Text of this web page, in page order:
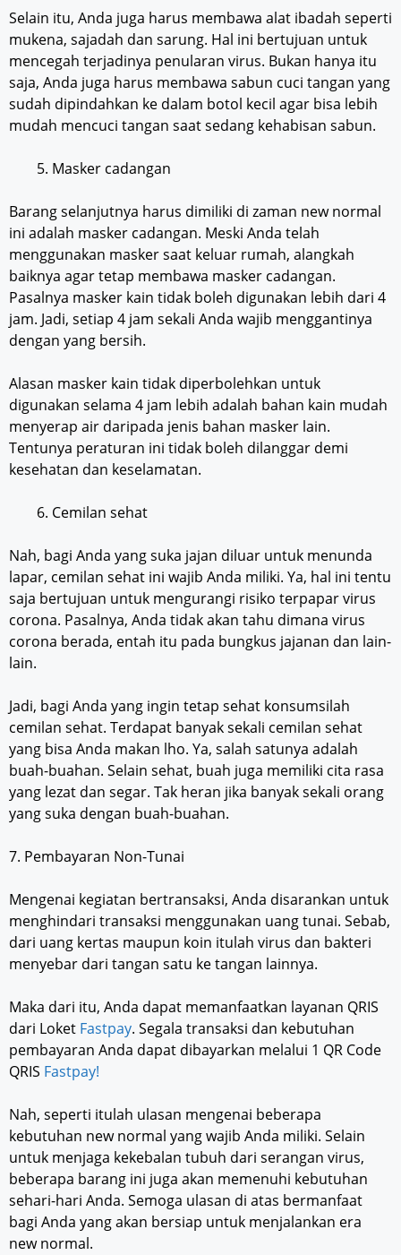
Selain itu, Anda juga harus membawa alat ibadah seperti
mukena, sajadah dan sarung. Hal ini bertujuan untuk
mencegah terjadinya penularan virus. Bukan hanya itu
saja, Anda juga harus membawa sabun cuci tangan yang
sudah dipindahkan ke dalam botol kecil agar bisa lebih
mudah mencuci tangan saat sedang kehabisan sabun.
Masker cadangan
Barang selanjutnya harus dimiliki di zaman new normal
ini adalah masker cadangan. Meski Anda telah
menggunakan masker saat keluar rumah, alangkah
baiknya agar tetap membawa masker cadangan.
Pasalnya masker kain tidak boleh digunakan lebih dari 4
jam. Jadi, setiap 4 jam sekali Anda wajib menggantinya
dengan yang bersih.
Alasan masker kain tidak diperbolehkan untuk
digunakan selama 4 jam lebih adalah bahan kain mudah
menyerap air daripada jenis bahan masker lain.
Tentunya peraturan ini tidak boleh dilanggar demi
kesehatan dan keselamatan.
Cemilan sehat
Nah, bagi Anda yang suka jajan diluar untuk menunda
lapar, cemilan sehat ini wajib Anda miliki. Ya, hal ini tentu
saja bertujuan untuk mengurangi risiko terpapar virus
corona. Pasalnya, Anda tidak akan tahu dimana virus
corona berada, entah itu pada bungkus jajanan dan lain-
lain.
Jadi, bagi Anda yang ingin tetap sehat konsumsilah
cemilan sehat. Terdapat banyak sekali cemilan sehat
yang bisa Anda makan lho. Ya, salah satunya adalah
buah-buahan. Selain sehat, buah juga memiliki cita rasa
yang lezat dan segar. Tak heran jika banyak sekali orang
yang suka dengan buah-buahan.
7. Pembayaran Non-Tunai
Mengenai kegiatan bertransaksi, Anda disarankan untuk
menghindari transaksi menggunakan uang tunai. Sebab,
dari uang kertas maupun koin itulah virus dan bakteri
menyebar dari tangan satu ke tangan lainnya.
Maka dari itu, Anda dapat memanfaatkan layanan QRIS
dari Loket Fastpay. Segala transaksi dan kebutuhan
pembayaran Anda dapat dibayarkan melalui 1 QR Code
QRIS Fastpay!
Nah, seperti itulah ulasan mengenai beberapa
kebutuhan new normal yang wajib Anda miliki. Selain
untuk menjaga kekebalan tubuh dari serangan virus,
beberapa barang ini juga akan memenuhi kebutuhan
sehari-hari Anda. Semoga ulasan di atas bermanfaat
bagi Anda yang akan bersiap untuk menjalankan era
new normal.